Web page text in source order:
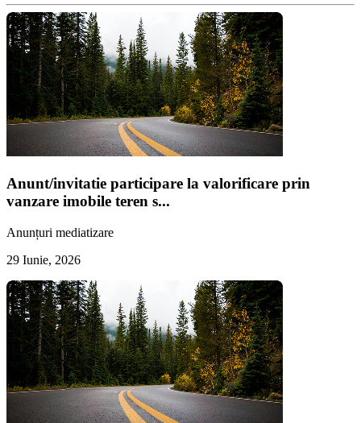
Anunt/invitatie participare la valorificare prin
vanzare imobile teren s...
Anunțuri mediatizare
29 Iunie, 2026